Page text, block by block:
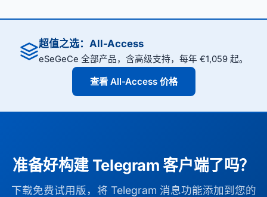
超值之选：All-Access
eSeGeCe 全部产品，含高级支持，每年 €1,059 起。
查看 All-Access 价格
准备好构建 Telegram 客户端了吗？
下载免费试用版，将 Telegram 消息功能添加到您的